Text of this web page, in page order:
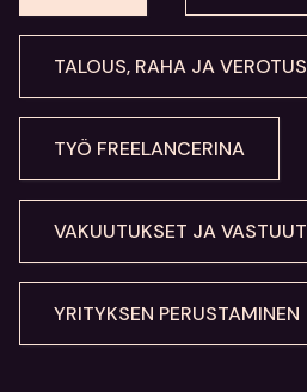
TALOUS, RAHA JA VEROTUS
TYÖ FREELANCERINA
VAKUUTUKSET JA VASTUUT
YRITYKSEN PERUSTAMINEN